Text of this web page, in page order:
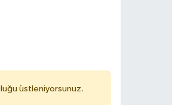
üstleniyorsunuz.